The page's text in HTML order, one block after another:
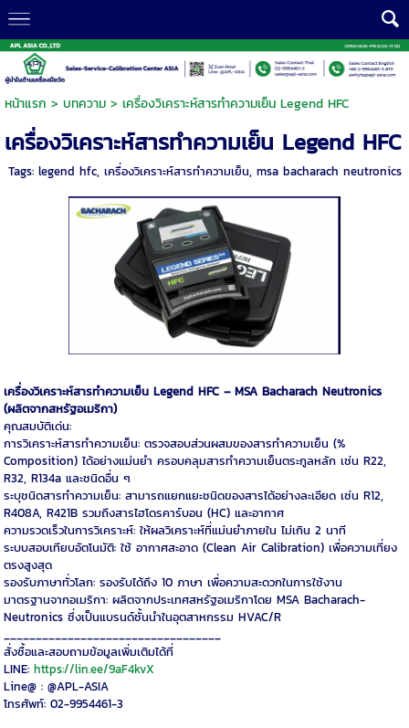
หน้าแรก > บทความ> เครื่องวิเคราะห์สารทำความเย็น Legend HFC
เครื่องวิเคราะห์สารทำความเย็น Legend HFC
Tags: legend hfc, เครื่องวิเคราะห์สารทำความเย็น, msa bacharach neutronics
เครื่องวิเคราะห์สารทำความเย็น Legend HFC – MSA Bacharach Neutronics
(ผลิตจากสหรัฐอเมริกา)
คุณสมบัติเด่น:
การวิเคราะห์สารทำความเย็น: ตรวจสอบส่วนผสมของสารทำความเย็น (%
Composition) ได้อย่างแม่นยำ ครอบคลุมสารทำความเย็นตระกูลหลัก เช่น R22,
R32, R134a และชนิดอื่น ๆ
ระบุชนิดสารทำความเย็น: สามารถแยกแยะชนิดของสารได้อย่างละเอียด เช่น R12,
R408A, R421B รวมถึงสารไฮโดรคาร์บอน (HC) และอากาศ
ความรวดเร็วในการวิเคราะห์: ให้ผลวิเคราะห์ที่แม่นยำภายใน ไม่เกิน 2 นาที
ระบบสอบเทียบอัตโนมัติ: ใช้ อากาศสะอาด (Clean Air Calibration) เพื่อความเที่ยง
ตรงสูงสุด
รองรับภาษาทั่วโลก: รองรับได้ถึง 10 ภาษา เพื่อความสะดวกในการใช้งาน
มาตรฐานจากอเมริกา: ผลิตจากประเทศสหรัฐอเมริกาโดย MSA Bacharach-
Neutronics ซึ่งเป็นแบรนด์ชั้นนำในอุตสาหกรรม HVAC/R
สั่งซื้อและสอบถามข้อมูลเพิ่มเติมได้ที่
LINE:https://lin.ee/9aF4kvX
Line@ : @APL-ASIA
โทรศัพท์: 02-9954461-3